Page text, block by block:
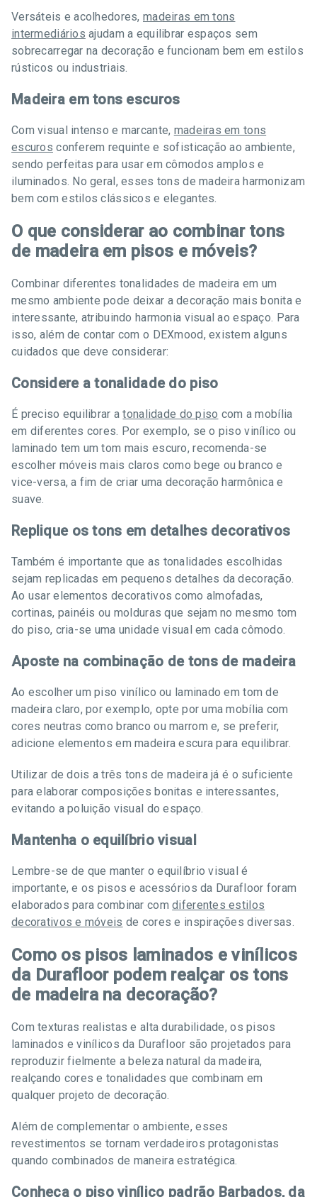
Versáteis e acolhedores, madeiras em tons
intermediários ajudam a equilibrar espaços sem
sobrecarregar na decoração e funcionam bem em estilos
rústicos ou industriais.
Madeira em tons escuros
Com visual intenso e marcante, madeiras em tons
escuros conferem requinte e sofisticação ao ambiente,
sendo perfeitas para usar em cômodos amplos e
iluminados. No geral, esses tons de madeira harmonizam
bem com estilos clássicos e elegantes.
O que considerar ao combinar tons
de madeira em pisos e móveis?
Combinar diferentes tonalidades de madeira em um
mesmo ambiente pode deixar a decoração mais bonita e
interessante, atribuindo harmonia visual ao espaço. Para
isso, além de contar com o DEXmood, existem alguns
cuidados que deve considerar:
Considere a tonalidade do piso
É preciso equilibrar atonalidade do piso com a mobília
em diferentes cores. Por exemplo, se o piso vinílico ou
laminado tem um tom mais escuro, recomenda-se
escolher móveis mais claros como bege ou branco e
vice-versa, a fim de criar uma decoração harmônica e
suave.
Replique os tons em detalhes decorativos
Também é importante que as tonalidades escolhidas
sejam replicadas em pequenos detalhes da decoração.
Ao usar elementos decorativos como almofadas,
cortinas, painéis ou molduras que sejam no mesmo tom
do piso, cria-se uma unidade visual em cada cômodo.
Aposte na combinação de tons de madeira
Ao escolher um piso vinílico ou laminado em tom de
madeira claro, por exemplo, opte por uma mobília com
cores neutras como branco ou marrom e, se preferir,
adicione elementos em madeira escura para equilibrar.
Utilizar de dois a três tons de madeira já é o suficiente
para elaborar composições bonitas e interessantes,
evitando a poluição visual do espaço.
Mantenha o equilíbrio visual
Lembre-se de que manter o equilíbrio visual é
importante, e os pisos e acessórios da Durafloor foram
elaborados para combinar comdiferentes estilos
decorativos e móveis de cores e inspirações diversas.
Como os pisos laminados e vinílicos
da Durafloor podem realçar os tons
de madeira na decoração?
Com texturas realistas e alta durabilidade, os pisos
laminados e vinílicos da Durafloor são projetados para
reproduzir fielmente a beleza natural da madeira,
realçando cores e tonalidades que combinam em
qualquer projeto de decoração.
Além de complementar o ambiente, esses
revestimentos se tornam verdadeiros protagonistas
quando combinados de maneira estratégica.
Conheça o piso vinílico padrão Barbados, da